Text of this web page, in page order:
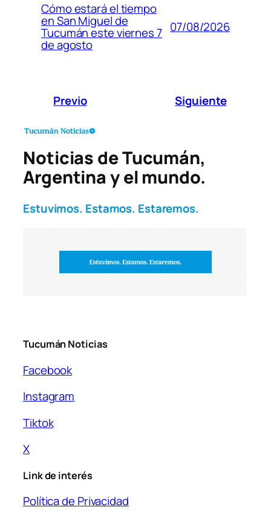
Cómo estará el tiempo
en San Miguel de
Tucumán este viernes 7
de agosto
07/08/2026
Previo Siguiente
Noticias de Tucumán,
Argentina y el mundo.
Estuvimos. Estamos. Estaremos.
Tucumán Noticias
Facebook
Instagram
Tiktok
X
Link de interés
Política de Privacidad